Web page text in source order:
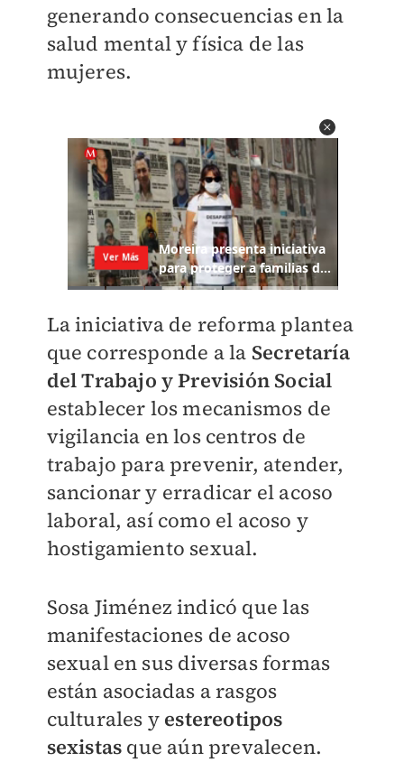
generando consecuencias en la
salud mental y física de las
mujeres.
La iniciativa de reforma plantea
que corresponde a la Secretaría
del Trabajo y Previsión Social
establecer los mecanismos de
vigilancia en los centros de
trabajo para prevenir, atender,
sancionar y erradicar el acoso
laboral, así como el acoso y
hostigamiento sexual.
Sosa Jiménez indicó que las
manifestaciones de acoso
sexual en sus diversas formas
están asociadas a rasgos
culturales y estereotipos
sexistas que aún prevalecen.